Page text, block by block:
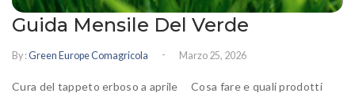
Guida Mensile Del Verde
By : Green Europe Comagricola - Marzo 25, 2026
Cura del tappeto erboso a aprile Cosa fare e quali prodotti